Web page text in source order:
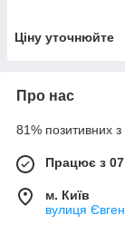
Ціну уточнюйте
Про нас
81% позитивних з
Працює з
м. Київ
вулиця